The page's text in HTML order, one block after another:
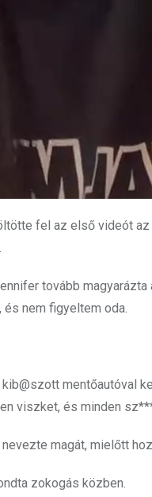
fel az első videót
tovább
és nem figyeltem oda.
mentőautóval
viszket, és minden
magát, mielőtt
zokogás közben.